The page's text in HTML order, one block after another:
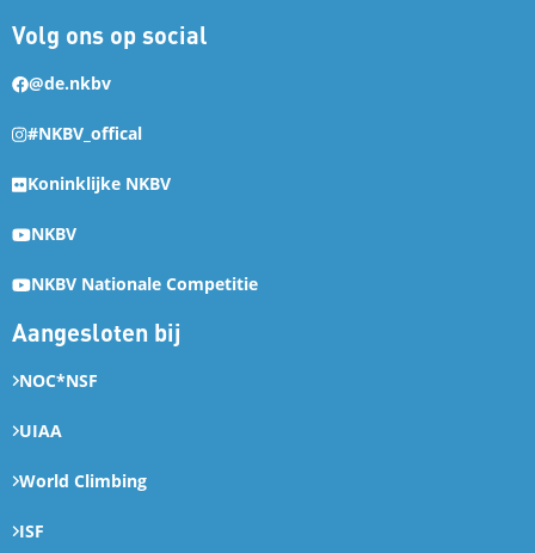
Volg ons op social
@de.nkbv
#NKBV_offical
Koninklijke NKBV
NKBV
NKBV Nationale Competitie
Aangesloten bij
NOC*NSF
UIAA
World Climbing
ISF